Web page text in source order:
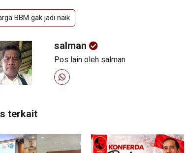
BBM gak jadi naik
salman
Pos lain oleh salman
terkait